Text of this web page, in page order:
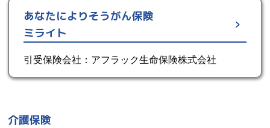
あなたによりそうがん保険
ミライト
引受保険会社：アフラック生命保険株式会社
介護保険